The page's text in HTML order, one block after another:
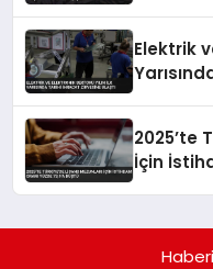
Elektrik
2025’te
İçin